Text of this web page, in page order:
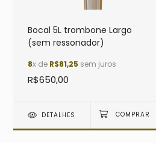
Bocal 5L trombone Largo
(sem ressonador)
8x de R$81,25 sem juros
R$650,00
DETALHES